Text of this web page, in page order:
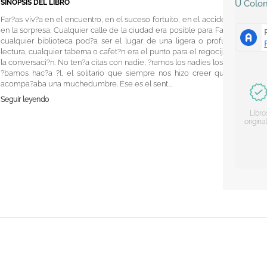
SINOPSIS DEL LIBRO
Far?as viv?a en el encuentro, en el suceso fortuito, en el accidente,
en la sorpresa. Cualquier calle de la ciudad era posible para Far?as,
cualquier biblioteca pod?a ser el lugar de una ligera o profunda
lectura, cualquier taberna o cafet?n era el punto para el regocijo de
la conversaci?n. No ten?a citas con nadie, ?ramos los nadies los que
?bamos hac?a ?l, el solitario que siempre nos hizo creer que lo
acompa?aba una muchedumbre. Ese es el sent...
Seguir leyendo
U